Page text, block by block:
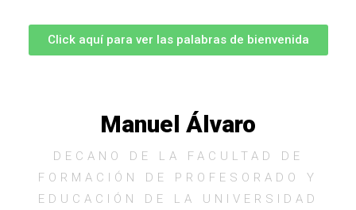
Click aquí para ver las palabras de bienvenida
Manuel Álvaro
DECANO DE LA FACULTAD DE
FORMACIÓN DE PROFESORADO Y
EDUCACIÓN DE LA UNIVERSIDAD